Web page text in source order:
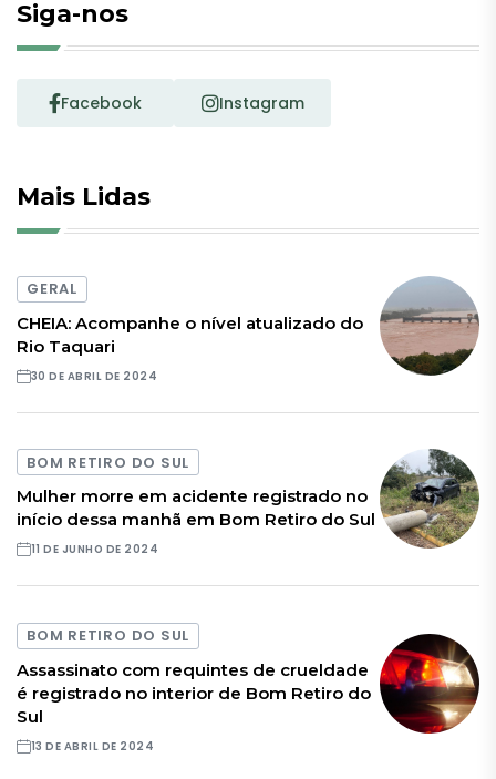
Siga-nos
Facebook Instagram
Mais Lidas
GERAL
CHEIA: Acompanhe o nível atualizado do
Rio Taquari
30 DE ABRIL DE 2024
BOM RETIRO DO SUL
Mulher morre em acidente registrado no
início dessa manhã em Bom Retiro do Sul
11 DE JUNHO DE 2024
BOM RETIRO DO SUL
Assassinato com requintes de crueldade
é registrado no interior de Bom Retiro do
Sul
13 DE ABRIL DE 2024